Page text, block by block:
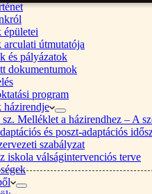
épületei
arculati útmutatója
és pályázatok
dokumentumok
program
házirendje
sz. Melléklet a házirendhez – A
és poszt-adaptációs
szabályzat
iskola válságintervenciós terve